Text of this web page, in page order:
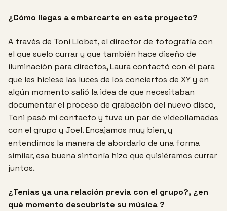
¿Cómo llegas a embarcarte en este proyecto?
A través de Toni Llobet, el director de fotografía con
el que suelo currar y que también hace diseño de
iluminación para directos, Laura contactó con él para
que les hiciese las luces de los conciertos de XY y en
algún momento salió la idea de que necesitaban
documentar el proceso de grabación del nuevo disco,
Toni pasó mi contacto y tuve un par de videollamadas
con el grupo y Joel. Encajamos muy bien, y
entendimos la manera de abordarlo de una forma
similar, esa buena sintonía hizo que quisiéramos currar
juntos.
¿Tenias ya una relación previa con el grupo?, ¿en
qué momento descubriste su música ?